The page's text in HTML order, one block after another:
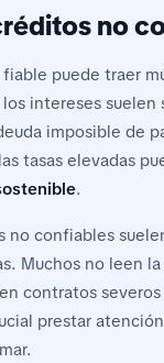
no
puede traer
intereses
imposible de
tasas elevadas
.
no confiables
Muchos no leen
contratos
prestar